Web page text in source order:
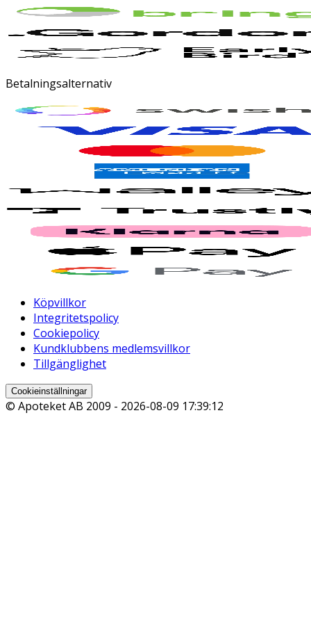
Betalningsalternativ
Köpvillkor
Integritetspolicy
Cookiepolicy
Kundklubbens medlemsvillkor
Tillgänglighet
Cookieinställningar
© Apoteket AB 2009 - 2026-08-09 17:39:12